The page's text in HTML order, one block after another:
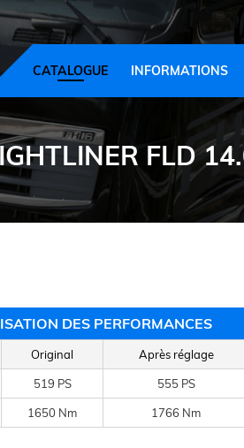
CATALOGUE INFORMATIONS
FLD
DES PERFORMANCES
Original Après réglage
519 PS 555 PS
1650 Nm 1766 Nm